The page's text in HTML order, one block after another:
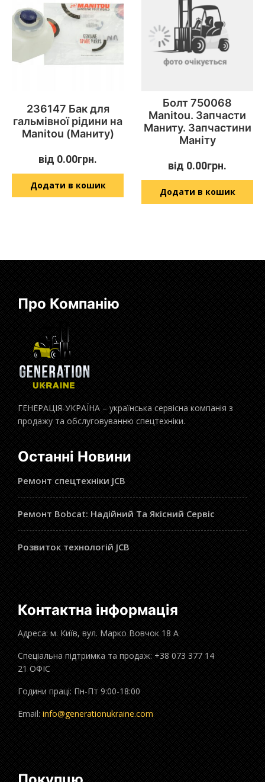
236147 Бак для
гальмівної рідини на
Manitou (Маниту)
від 0.00грн.
Додати в кошик
Болт 750068
Manitou. Запчасти
Маниту. Запчастини
Маніту
від 0.00грн.
Додати в кошик
Про Компанію
ГЕНЕРАЦІЯ-УКРАЇНА – українська сервісна компанія з
продажу та обслуговуванню спецтехніки.
Останні Новини
Ремонт спецтехніки JCB
Ремонт Bobcat: Надійний Та Якісний Сервіс
Розвиток технологій JCB
Контактна інформація
Адреса: м. Київ, вул. Марко Вовчок 18 А
Спеціальна підтримка та продаж: +38 073 377 14
21 ОФІС
Години праці: Пн-Пт 9:00-18:00
Email: info@generationukraine.com